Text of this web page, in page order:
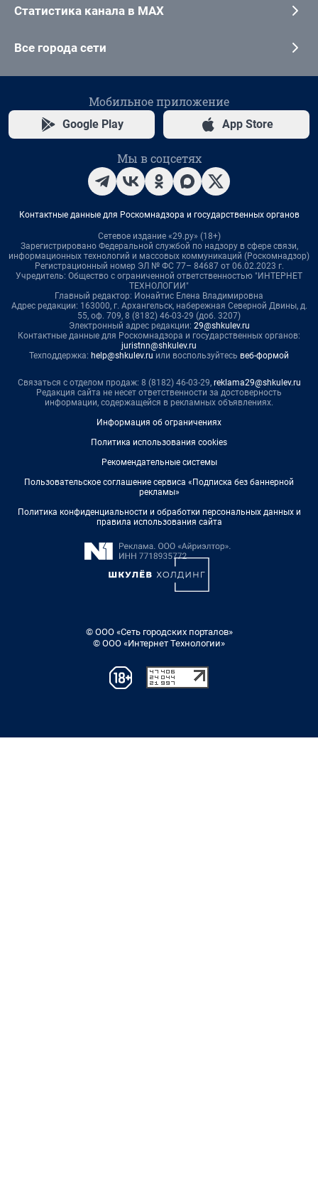
Статистика канала в MAX
Все города сети
Мобильное приложение
Google Play App Store
Мы в соцсетях
Контактные данные для Роскомнадзора и государственных органов
Сетевое издание «29.ру» (18+)
Зарегистрировано Федеральной службой по надзору в сфере связи,
информационных технологий и массовых коммуникаций (Роскомнадзор)
Регистрационный номер ЭЛ № ФС 77– 84687 от 06.02.2023 г.
Учредитель: Общество с ограниченной ответственностью "ИНТЕРНЕТ
ТЕХНОЛОГИИ"
Главный редактор: Ионайтис Елена Владимировна
Адрес редакции: 163000, г. Архангельск, набережная Северной Двины, д.
55, оф. 709, 8 (8182) 46-03-29 (доб. 3207)
Электронный адрес редакции: 29@shkulev.ru
Контактные данные для Роскомнадзора и государственных органов:
juristnn@shkulev.ru
Техподдержка: help@shkulev.ru или воспользуйтесь веб-формой
Связаться с отделом продаж: 8 (8182) 46-03-29, reklama29@shkulev.ru
Редакция сайта не несет ответственности за достоверность
информации, содержащейся в рекламных объявлениях.
Информация об ограничениях
Политика использования cookies
Рекомендательные системы
Пользовательское соглашение сервиса «Подписка без баннерной
рекламы»
Политика конфиденциальности и обработки персональных данных и
правила использования сайта
© ООО «Сеть городских порталов»
© ООО «Интернет Технологии»